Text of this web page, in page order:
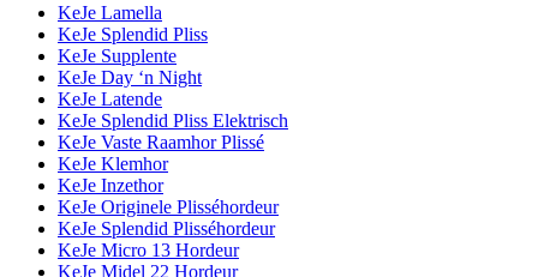
KeJe Lamella
KeJe Splendid Pliss
KeJe Supplente
KeJe Day ‘n Night
KeJe Latende
KeJe Splendid Pliss Elektrisch
KeJe Vaste Raamhor Plissé
KeJe Klemhor
KeJe Inzethor
KeJe Originele Plisséhordeur
KeJe Splendid Plisséhordeur
KeJe Micro 13 Hordeur
KeJe Midel 22 Hordeur